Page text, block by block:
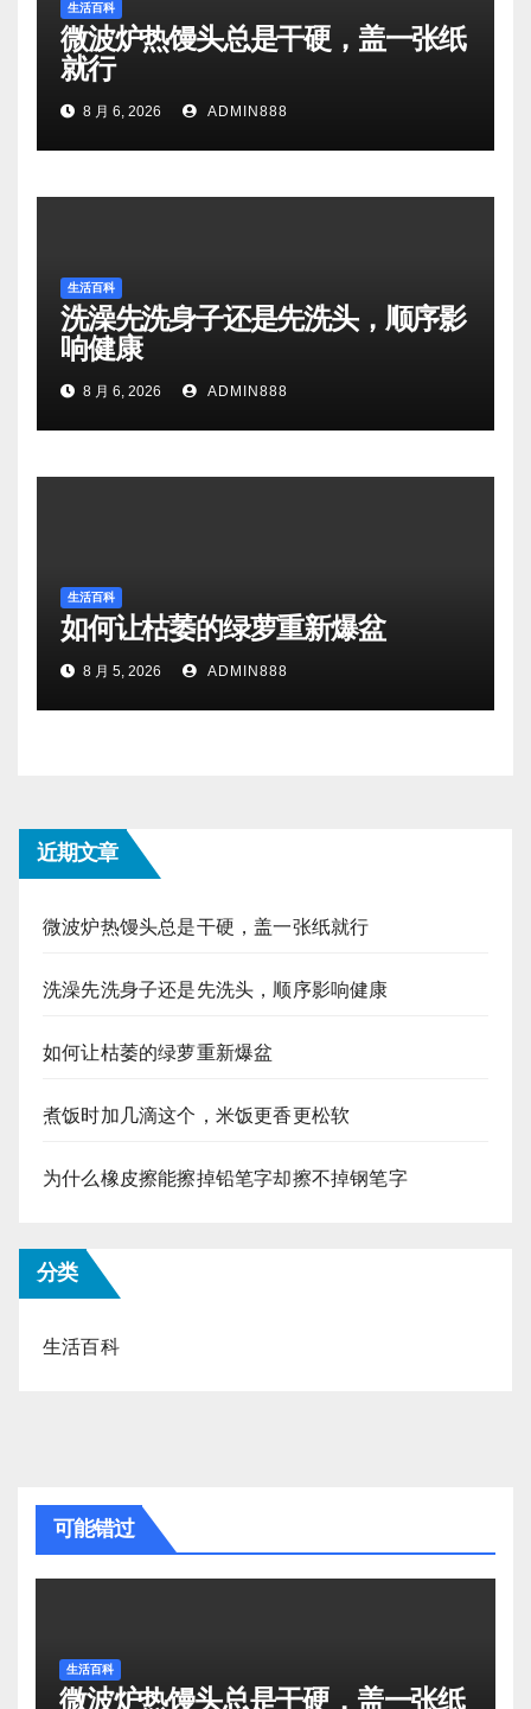
生活百科
微波炉热馒头总是干硬，盖一张纸
就行
8 月 6, 2026 ADMIN888
生活百科
洗澡先洗身子还是先洗头，顺序影
响健康
8 月 6, 2026 ADMIN888
生活百科
如何让枯萎的绿萝重新爆盆
8 月 5, 2026 ADMIN888
近期文章
微波炉热馒头总是干硬，盖一张纸就行
洗澡先洗身子还是先洗头，顺序影响健康
如何让枯萎的绿萝重新爆盆
煮饭时加几滴这个，米饭更香更松软
为什么橡皮擦能擦掉铅笔字却擦不掉钢笔字
分类
生活百科
可能错过
生活百科
微波炉热馒头总是干硬，盖一张纸